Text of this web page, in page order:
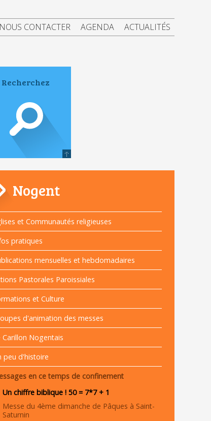
NOUS CONTACTER AGENDA ACTUALITÉS
Nogent
et Communautés religieuses
pratiques
mensuelles et hebdomadaires
Pastorales Paroissiales
et Culture
d'animation des messes
Carillon Nogentais
peu d'histoire
en ce temps de confinement
Un chiffre biblique ! 50 = 7*7 + 1
Messe du 4ème dimanche de Pâques à Saint-
Saturnin